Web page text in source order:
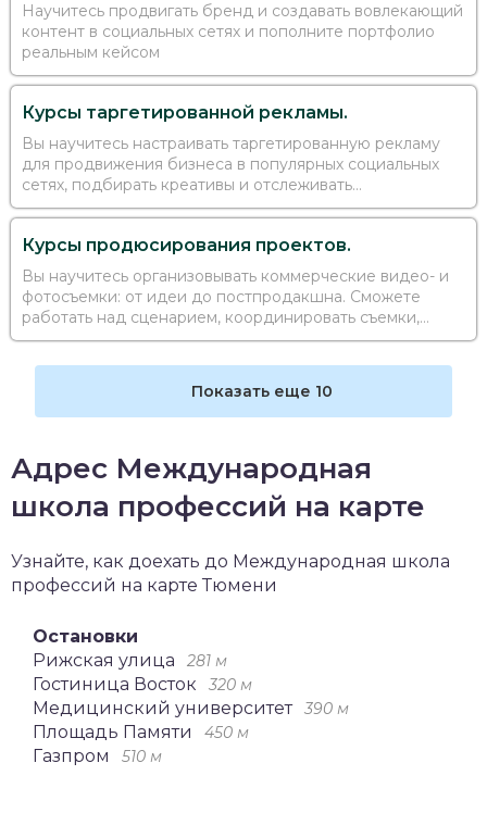
Научитесь продвигать бренд и создавать вовлекающий
контент в социальных сетях и пополните портфолио
реальным кейсом
Курсы таргетированной рекламы.
Вы научитесь настраивать таргетированную рекламу
для продвижения бизнеса в популярных социальных
сетях, подбирать креативы и отслеживать
эффективность рекламных кампаний
Курсы продюсирования проектов.
Вы научитесь организовывать коммерческие видео- и
фотосъемки: от идеи до постпродакшна. Сможете
работать над сценарием, координировать съемки,
рассчитывать бюджет и продвигать проекты в
Показать еще 10
Адрес Международная
школа профессий на карте
Узнайте, как доехать до Международная школа
профессий на карте Тюмени
Остановки
Рижская улица
281 м
Гостиница Восток 320 м
Медицинский университет 390 м
Площадь Памяти 450 м
Газпром 510 м